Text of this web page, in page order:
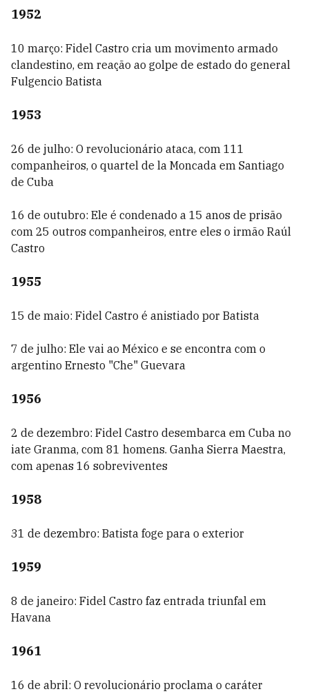
1952
10 março: Fidel Castro cria um movimento armado
clandestino, em reação ao golpe de estado do general
Fulgencio Batista
1953
26 de julho: O revolucionário ataca, com 111
companheiros, o quartel de la Moncada em Santiago
de Cuba
16 de outubro: Ele é condenado a 15 anos de prisão
com 25 outros companheiros, entre eles o irmão Raúl
Castro
1955
15 de maio: Fidel Castro é anistiado por Batista
7 de julho: Ele vai ao México e se encontra com o
argentino Ernesto "Che" Guevara
1956
2 de dezembro: Fidel Castro desembarca em Cuba no
iate Granma, com 81 homens. Ganha Sierra Maestra,
com apenas 16 sobreviventes
1958
31 de dezembro: Batista foge para o exterior
1959
8 de janeiro: Fidel Castro faz entrada triunfal em
Havana
1961
16 de abril: O revolucionário proclama o caráter